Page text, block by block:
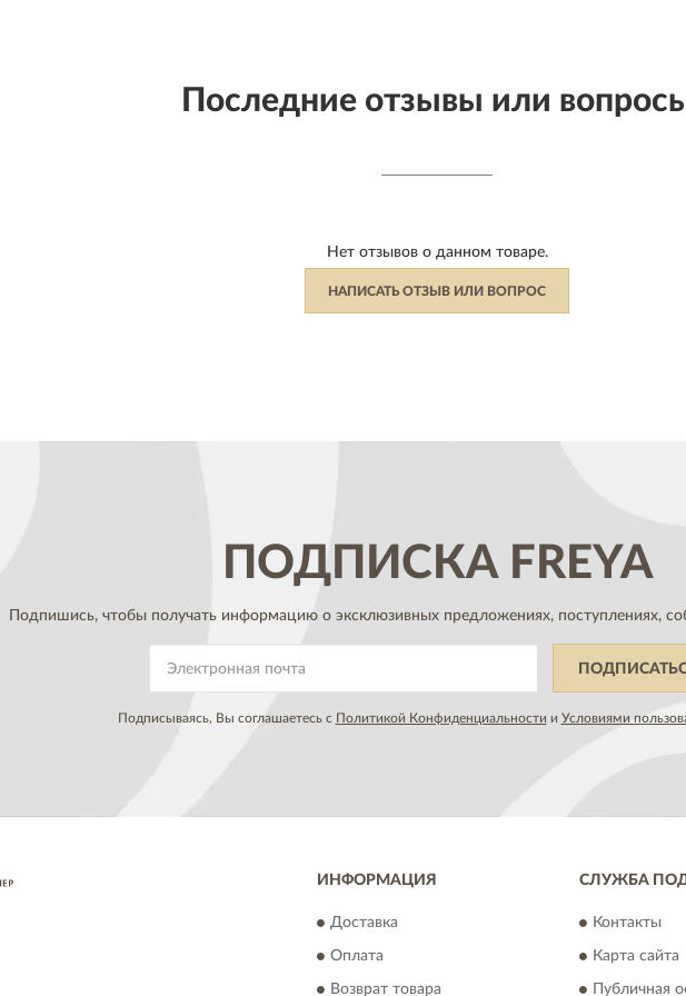
Последние отзывы или
Нет отзывов о данном товаре.
НАПИСАТЬ ОТЗЫВ ИЛИ ВОПРОС
ПОДПИСКАFREYA
Подпишись, чтобы получать информацию о эксклюзивных предложениях,поступлениях,
Подписываясь, Вы соглашаетесь с Политикой Конфиденциальности и Условиями
ИНФОРМАЦИЯ
Доставка
Оплата
Возврат товара
СЛУЖБА
Контакты
Карта сайта
Публичная